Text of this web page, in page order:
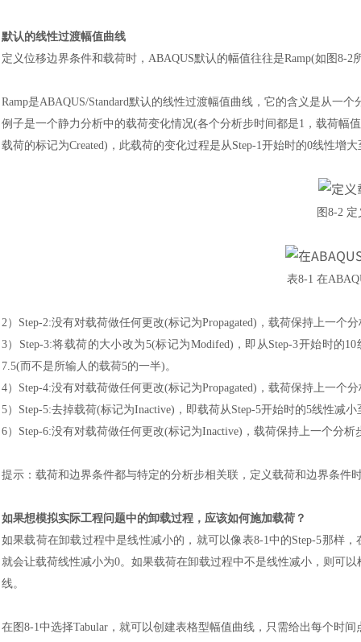
默认的线性过渡幅值曲线
定义位移边界条件和载荷时， ABAQUS默认的幅值往往是Ramp(如图8-2
Ramp是ABAQUS/Standard默认的线性过渡幅值曲线，它的含义是从一
例子是一个静力分析中的载荷变化情况(各个分析步时间都是1，载荷幅
载荷的标记为Created)，此载荷的变化过程是从Step-1开始时的0线性增
图 8-2 定
表8-1 在
2） Step-2:没有对载荷做任何更改(标记为Propagated)，载荷保持上一个
3） Step-3:将载荷的大小改为5(标记为Modifed)，即从Step-3开始时的
7.5(而不是所输人的载荷5的一半)。
4） Step-4:没有对载荷做任何更改(标记为Propagated)，载荷保持上一个
5） Step-5:去掉载荷(标记为Inactive)，即载荷从Step-5开始时的5线性减小
6） Step-6:没有对载荷做任何更改(标记为Inactive)，载荷保持上一个分
提示 ： 载荷和边界条件都与特定的分析步相关联，定义载荷和边界条件
如果想模拟实际工程问题中的卸载过程，应该如何施加载荷 ？
如果载荷在卸载过程中是线性减小的，就可以像表8-1中的Step-5那样
就会让载荷线性减小为0。如果载荷在卸载过程中不是线性减小，则可
线。
在图 8-1中选择Tabular，就可以创建表格型幅值曲线，只需给出每个时